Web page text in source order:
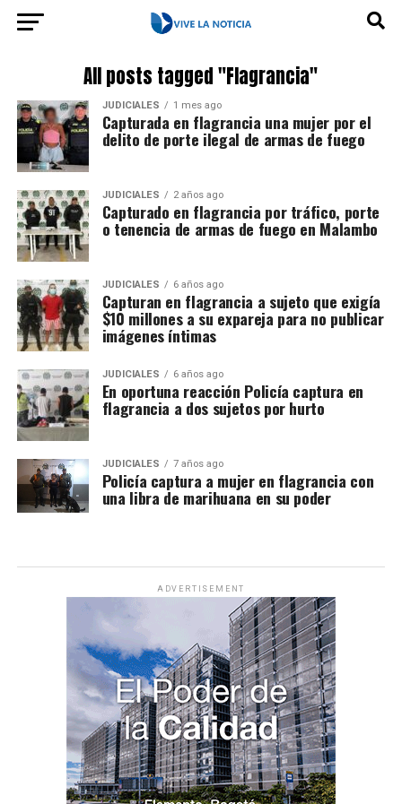
All posts tagged "Flagrancia"
JUDICIALES 1 mes ago
Capturada en flagrancia una mujer por el
delito de porte ilegal de armas de fuego
JUDICIALES 2 años ago
Capturado en flagrancia por tráfico, porte
o tenencia de armas de fuego en Malambo
JUDICIALES 6 años ago
Capturan en flagrancia a sujeto que exigía
$10 millones a su expareja para no publicar
imágenes íntimas
JUDICIALES 6 años ago
En oportuna reacción Policía captura en
flagrancia a dos sujetos por hurto
JUDICIALES 7 años ago
Policía captura a mujer en flagrancia con
una libra de marihuana en su poder
ADVERTISEMENT